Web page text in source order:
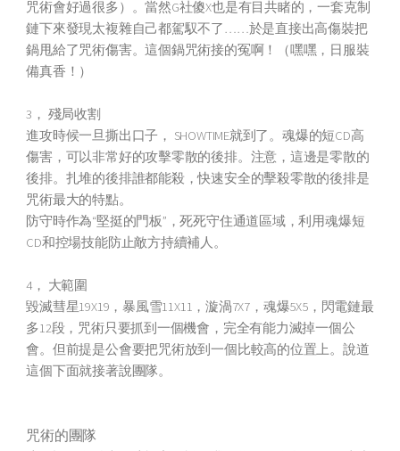
咒術會好過很多）。當然G社傻X也是有目共睹的，一套克制
鏈下來發現太複雜自己都駕馭不了……於是直接出高傷裝把
鍋甩給了咒術傷害。這個鍋咒術接的冤啊！（嘿嘿，日服裝
備真香！）
3， 殘局收割
進攻時候一旦撕出口子， SHOWTIME就到了。魂爆的短CD高
傷害，可以非常好的攻擊零散的後排。注意，這邊是零散的
後排。扎堆的後排誰都能殺，快速安全的擊殺零散的後排是
咒術最大的特點。
防守時作為“堅挺的門板”，死死守住通道區域，利用魂爆短
CD和控場技能防止敵方持續補人。
4， 大範圍
毀滅彗星19X19，暴風雪11X11，漩渦7X7，魂爆5X5，閃電鏈最
多12段，咒術只要抓到一個機會，完全有能力滅掉一個公
會。但前提是公會要把咒術放到一個比較高的位置上。說道
這個下面就接著說團隊。
咒術的團隊